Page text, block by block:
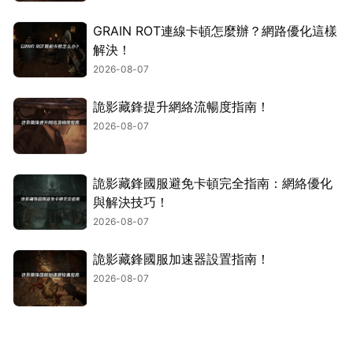
GRAIN ROT連線卡頓怎麼辦？網路優化這樣
解決！
2026-08-07
詭影藏鋒提升網絡流暢度指南！
2026-08-07
詭影藏鋒國服避免卡頓完全指南：網絡優化
與解決技巧！
2026-08-07
詭影藏鋒國服加速器設置指南！
2026-08-07